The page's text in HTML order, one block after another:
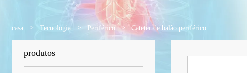
casa > Tecnologia > Periférico > Cateter de balão periférico
produtos